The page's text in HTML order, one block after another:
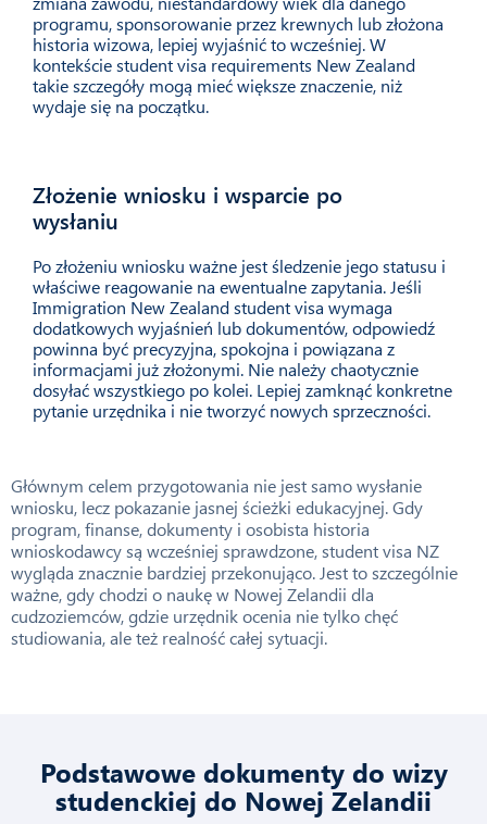
programu, sponsorowanie przez krewnych lub złożona
historia wizowa, lepiej wyjaśnić to wcześniej. W
kontekście student visa requirements New Zealand
takie szczegóły mogą mieć większe znaczenie, niż
wydaje się na początku.
Złożenie wniosku i wsparcie po
wysłaniu
Po złożeniu wniosku ważne jest śledzenie jego statusu i
właściwe reagowanie na ewentualne zapytania. Jeśli
Immigration New Zealand student visa wymaga
dodatkowych wyjaśnień lub dokumentów, odpowiedź
powinna być precyzyjna, spokojna i powiązana z
informacjami już złożonymi. Nie należy chaotycznie
dosyłać wszystkiego po kolei. Lepiej zamknąć konkretne
pytanie urzędnika i nie tworzyć nowych sprzeczności.
Głównym celem przygotowania nie jest samo wysłanie
wniosku, lecz pokazanie jasnej ścieżki edukacyjnej. Gdy
program, finanse, dokumenty i osobista historia
wnioskodawcy są wcześniej sprawdzone, student visa NZ
wygląda znacznie bardziej przekonująco. Jest to szczególnie
ważne, gdy chodzi o naukę w Nowej Zelandii dla
cudzoziemców, gdzie urzędnik ocenia nie tylko chęć
studiowania, ale też realność całej sytuacji.
Podstawowe dokumenty do wizy
studenckiej do Nowej Zelandii